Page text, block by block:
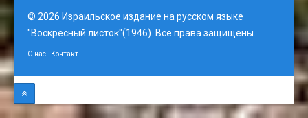
© 2026 Израильское издание на русском языке
"Воскресный листок"(1946). Все права защищены.
О нас Контакт